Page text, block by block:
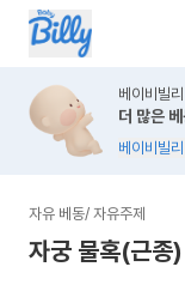
베이비빌
더 많은
베이비빌
자유 베동/ 자유주제
자궁 물혹(근종